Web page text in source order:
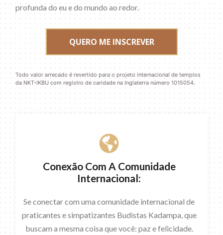
profunda do eu e do mundo ao redor.
QUERO ME INSCREVER
Todo valor arrecado é revertido para o projeto internacional de templos
da NKT-IKBU com registro de caridade na Inglaterra número 1015054.
Conexão Com A Comunidade
Internacional:
Se conectar com uma comunidade internacional de
praticantes e simpatizantes Budistas Kadampa, que
buscam a mesma coisa que você: paz e felicidade.